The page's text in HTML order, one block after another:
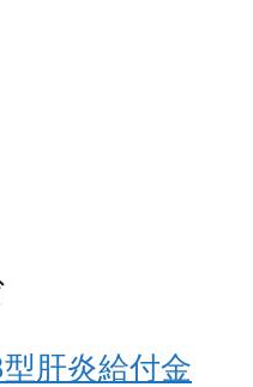
型肝炎給付金